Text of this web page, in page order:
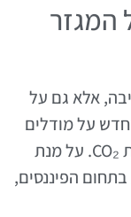
המגזר
אלא גם על
על מודלים
עסקיים, תוך התמקדות בהפחתת פליטות CO₂. על מנת
הפיננסים,